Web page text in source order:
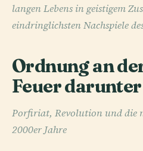
langen Lebens in geistigem
eindringlichsten Nachspiele
Ordnung an
Feuer darunter
Porfiriat, Revolution und die
2000er Jahre